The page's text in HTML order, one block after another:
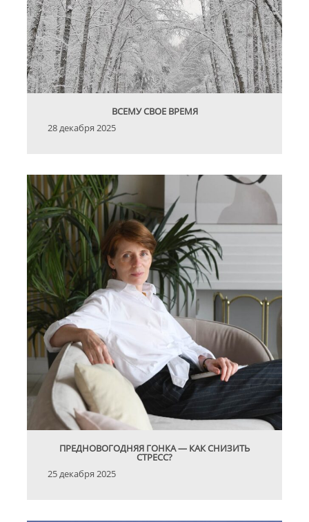
ВСЕМУ СВОЕ ВРЕМЯ
28 декабря 2025
ПРЕДНОВОГОДНЯЯ ГОНКА — КАК СНИЗИТЬ
СТРЕСС?
25 декабря 2025